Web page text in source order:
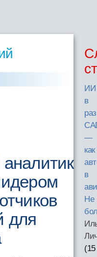
для
ИИ
в
—
как
в
Не